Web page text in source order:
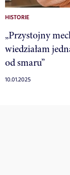
HISTORIE
„Przystojny
wiedziałam
od smaru”
10.01.2025